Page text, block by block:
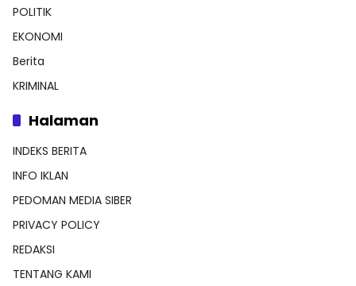
POLITIK
EKONOMI
Berita
KRIMINAL
Halaman
INDEKS BERITA
INFO IKLAN
PEDOMAN MEDIA SIBER
PRIVACY POLICY
REDAKSI
TENTANG KAMI